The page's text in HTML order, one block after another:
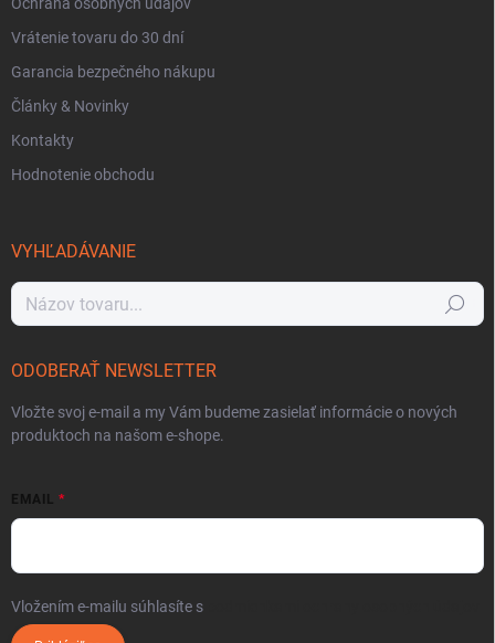
Ochrana osobných údajov
Vrátenie tovaru do 30 dní
Garancia bezpečného nákupu
Články & Novinky
Kontakty
Hodnotenie obchodu
VYHĽADÁVANIE
Hľadať
ODOBERAŤ NEWSLETTER
Vložte svoj e-mail a my Vám budeme zasielať informácie o nových
produktoch na našom e-shope.
EMAIL
Vložením e-mailu súhlasíte s